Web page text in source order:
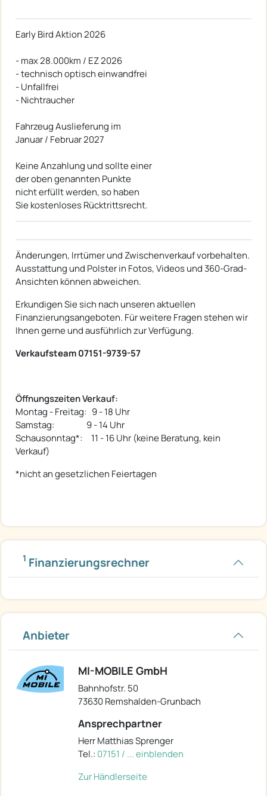
Early Bird Aktion 2026
- max 28.000km / EZ 2026
- technisch optisch einwandfrei
- Unfallfrei
- Nichtraucher
Fahrzeug Auslieferung im
Januar / Februar 2027
Keine Anzahlung und sollte einer
der oben genannten Punkte
nicht erfüllt werden, so haben
Sie kostenloses Rücktrittsrecht.
Änderungen, Irrtümer und Zwischenverkauf vorbehalten.
Ausstattung und Polster in Fotos, Videos und 360-Grad-
Ansichten können abweichen.
Erkundigen Sie sich nach unseren aktuellen
Finanzierungsangeboten. Für weitere Fragen stehen wir
Ihnen gerne und ausführlich zur Verfügung.
Verkaufsteam 07151-9739-57
Öffnungszeiten Verkauf:
Montag - Freitag: 9 - 18 Uhr
Samstag: 9 - 14 Uhr
Schausonntag*: 11 - 16 Uhr (keine Beratung, kein
Verkauf)
*nicht an gesetzlichen Feiertagen
1 Finanzierungsrechner
Anbieter
MI-MOBILE GmbH
Bahnhofstr. 50
73630 Remshalden-Grunbach
Ansprechpartner
Herr Matthias Sprenger
Tel.: 07151 / ... einblenden
Zur Händlerseite